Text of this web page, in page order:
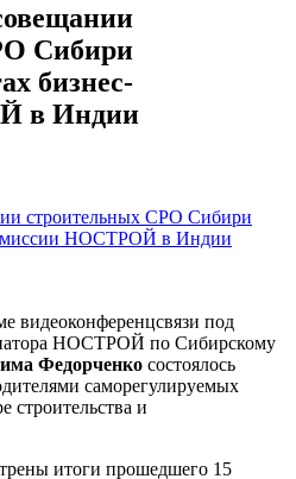
Сибири
бизнес-
в Индии
видеоконференцсвязи под
НОСТРОЙ по Сибирскому
Федорченко состоялось
саморегулируемых
строительства и
итоги прошедшего 15